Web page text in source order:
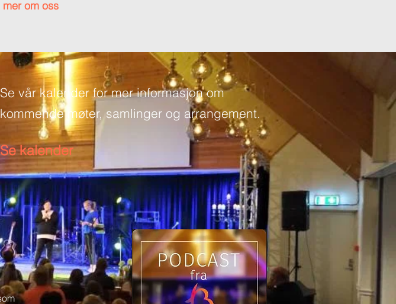
mer om oss
Se vår kalender for mer informasjon om
kommende møter, samlinger og arrangement.
Se kalender